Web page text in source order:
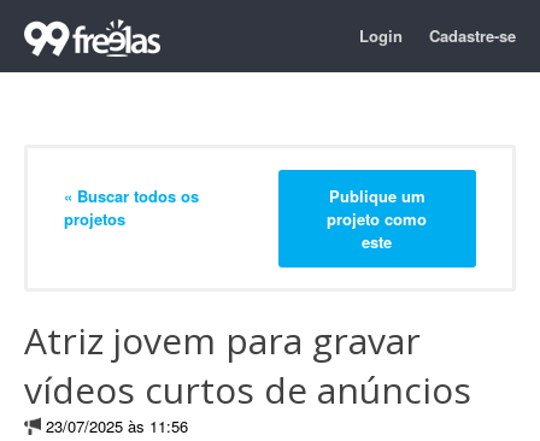
Login Cadastre-se
« Buscar todos os
projetos
Publique um
projeto como
este
Atriz jovem para gravar
vídeos curtos de anúncios
23/07/2025 às 11:56